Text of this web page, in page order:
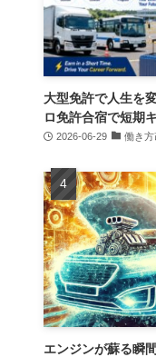
大型免許で人生を
ロ免許合宿で短期
2026-06-29 働き方
エンジンが蘇る瞬